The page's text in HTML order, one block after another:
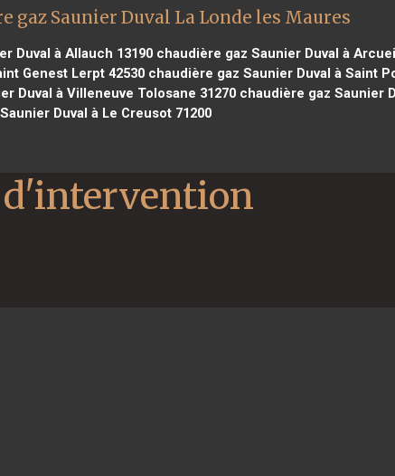
Saunier Duval La Londe les Maures
Duval à Allauch 13190 chaudière gaz Saunier Duval à
Genest Lerpt 42530 chaudière gaz Saunier Duval à Saint
Duval à Villeneuve Tolosane 31270chaudière gaz Saunier
Duval à Le Creusot 71200